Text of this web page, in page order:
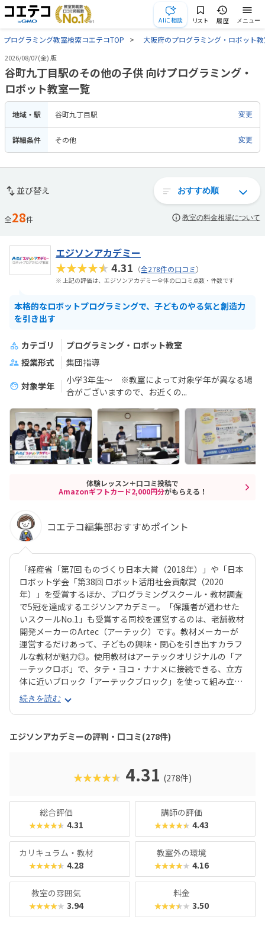
AIに相談 リスト 履歴 メニュー
プログラミング教室検索コエテコTOP 大阪府のプログラミング・ロボット
2026/08/07(金) 版
谷町九丁目駅のその他の子供 向けプログラミング・
ロボット教室一覧
地域・駅 谷町九丁目駅 変更
詳細条件 その他 変更
並び替え
全28件 教室の料金相場について
エジソンアカデミー
★★★★★4.31 （全278件の口コミ）
※ 上記の評価は、エジソンアカデミー全体の口コミ点数・件数です
本格的なロボットプログラミングで、子どものやる気と創造力
を引き出す
カテゴリ
プログラミング・ロボット教室
授業形式
集団指導
対象学年
小学3年生～ ※教室によって対象学年が異なる場
合がございますので、お近くの...
体験レッスン＋口コミ投稿で
Amazonギフトカード2,000円分がもらえる！
コエテコ編集部おすすめポイント
「経産省「第7回 ものづくり日本大賞（2018年）」や「日本
ロボット学会「第38回 ロボット活用社会貢献賞（2020
年）」を受賞するほか、プログラミングスクール・教材調査
で5冠を達成するエジソンアカデミー。「保護者が通わせた
いスクールNo.1」も受賞する同校を運営するのは、老舗教材
開発メーカーのArtec（アーテック）です。教材メーカーが
運営するだけあって、子どもの興味・関心を引き出すカラフ
ルな教材が魅力◎。使用教材はアーテックオリジナルの「ア
ーテックロボ」で、タテ・ヨコ・ナナメに接続できる、立方
体に近いブロック「アーテックブロック」を使って組み立て
ます。一般的なブロック教材に比べて自由度が高いので、立
体が苦手なお子さんでも思うとおりのロボットが組み立てら
れるでしょう。レゴ®︎ブロックよりも色合いがやさしめなの
で、女の子もとっつきやすいはずです。エジソンアカデミー
のカリキュラムの目玉は、毎月新しいロボットが作れるこ
ど高度なものにもチャレンジできます。基礎カリキュラムは
2年分ですが、3年目以降の生徒に向けた「エキスパート編」
安心です。最近では「Universal Robotics Challenge（UR
C）」という大会を立ち上げるなど、ますます子どものやる
気を引き出すスクールになっています。
続きを読む
エジソンアカデミーの評判・口コミ(278件)
★★★★★ 4.31 (278件)
総合評価
★★★★★ 4.31
講師の評価
★★★★★ 4.43
カリキュラム・教材
★★★★★ 4.28
教室外の環境
★★★★★ 4.16
教室の雰囲気
★★★★★ 3.94
料金
★★★★★ 3.50